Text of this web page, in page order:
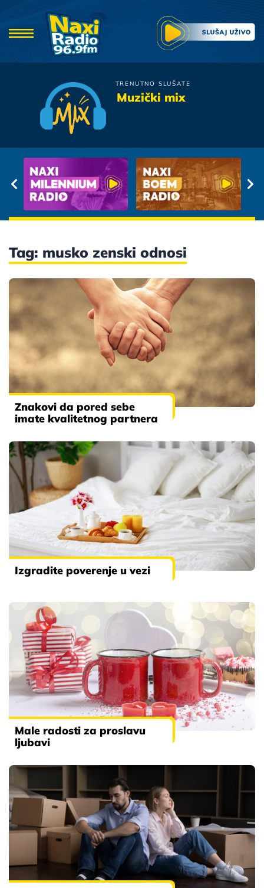
TRENUTNO SLUŠATE
Muzički mixBoris Rezak
Tag: musko zenski odnosi
Znakovi da pored sebe
imate kvalitetnog partnera
Izgradite poverenje u vezi
Male radosti za proslavu
ljubavi